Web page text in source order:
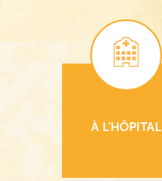
À L’HÔPITAL